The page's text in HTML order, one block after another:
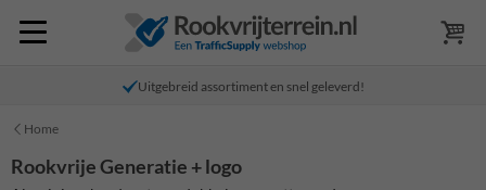
Uitgebreid assortiment en snel geleverd!
Home
Rookvrije Generatie + logo